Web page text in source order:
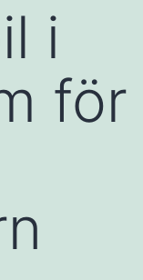
i
för